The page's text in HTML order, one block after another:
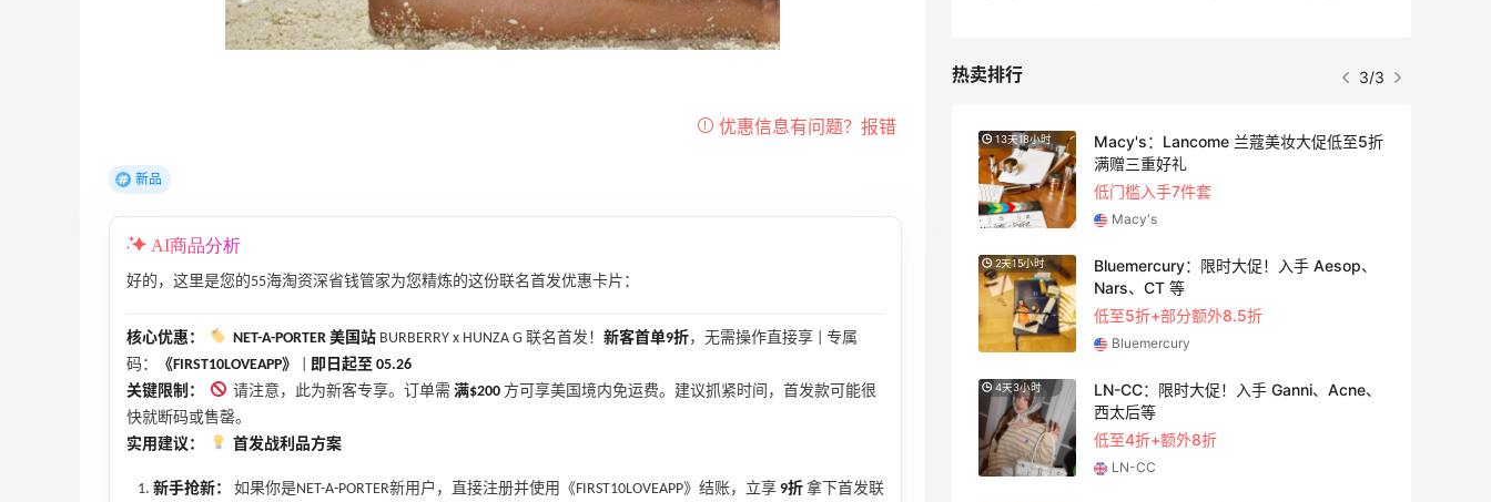
新品
AI商品分析
好的，这里是您的55海淘资深省钱管家为您精炼的这份联名首发优惠卡片：
核心优惠： NET-A-PORTER 美国站 BURBERRY x HUNZA G 联名首发！ 新客首单9折，无需操作直接享 | 专属
码：
《FIRST10LOVEAPP》
即日起至 05.26
关键限制：
请注意，此为新客专享。订单需 满$200 方可享美国境内免运费。建议抓紧时间，首发款可能很
快就断码或售罄。
实用建议：
首发战利品方案
新手抢新： 如果你是NET-A-PORTER新用户，直接注册并使用《FIRST10LOVEAPP》结账，立享 9折 拿下首发联
热卖排行 3/3
Bobbi Brown
Tory Burch、拉夫劳伦等
Bloomingdales
iHerb ：88全球好物节！选购日常保健、
健身补剂、护肤洗护等
无门槛7.5折
Columbia Sportswear：夏季大促！哥伦
Columbia Sportswear
Base Blu
2天15小时
Bloomingdales：美妆大促！入手 Dior、
13天18小时
Macy's：Lancome 兰蔻美妆大促低至5折
满赠三重好礼
低门槛入手7件套
Macy's
2天15小时
Bluemercury：限时大促！入手 Aesop、
Nars、CT 等
低至5折+部分额外8.5折
Bluemercury
4天3小时
LN-CC：限时大促！入手 Ganni、Acne、
西太后等
低至4折+额外8折
LN-CC